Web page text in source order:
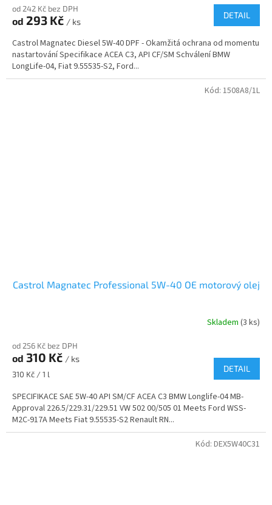
od 242 Kč bez DPH
od 293 Kč / ks
DETAIL
Castrol Magnatec Diesel 5W-40 DPF - Okamžitá ochrana od momentu
nastartování Specifikace ACEA C3, API CF/SM Schválení BMW
LongLife-04, Fiat 9.55535-S2, Ford...
Castrol Magnatec Professional 5W-40 OE motorový olej
Skladem (3 ks)
od 256 Kč bez DPH
od 310 Kč / ks
Měrná
310 Kč / 1 l
DETAIL
SPECIFIKACE SAE 5W-40 API SM/CF ACEA C3 BMW Longlife-04 MB-
Approval 226.5/229.31/229.51 VW 502 00/505 01 Meets Ford WSS-
M2C-917A Meets Fiat 9.55535-S2 Renault RN...
Kód: 1508A8/1L
Kód: DEX5W40C31